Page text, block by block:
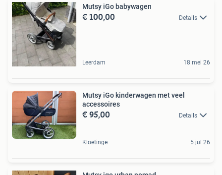
Mutsy iGo babywagen
€ 100,00 Details
Leerdam 18 mei 26
Mutsy iGo kinderwagen met veel
accessoires
€ 95,00 Details
Kloetinge 5 jul 26